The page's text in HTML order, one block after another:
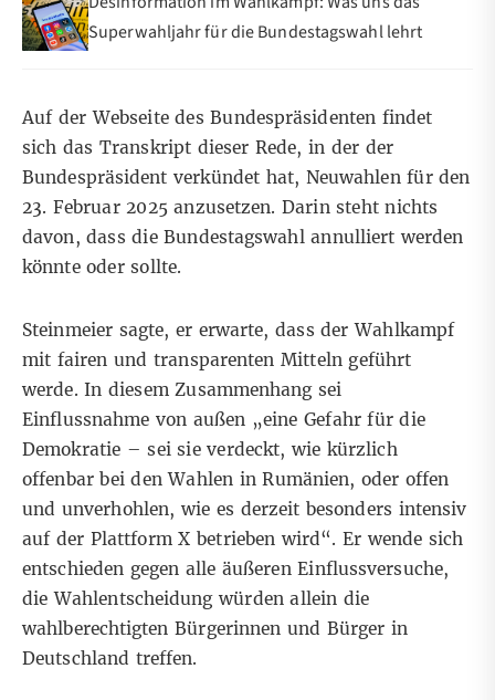
Superwahljahr für die Bundestagswahl lehrt
Auf der Webseite des Bundespräsidenten findet
sich das Transkript dieser Rede, in der der
Bundespräsident verkündet hat, Neuwahlen für den
23. Februar 2025 anzusetzen. Darin steht nichts
davon, dass die Bundestagswahl annulliert werden
könnte oder sollte.
Steinmeier sagte, er erwarte, dass der Wahlkampf
mit fairen und transparenten Mitteln geführt
werde. In diesem Zusammenhang sei
Einflussnahme von außen „eine Gefahr für die
Demokratie – sei sie verdeckt, wie kürzlich
offenbar bei den Wahlen in Rumänien, oder offen
und unverhohlen, wie es derzeit besonders intensiv
auf der Plattform X betrieben wird“. Er wende sich
entschieden gegen alle äußeren Einflussversuche,
die Wahlentscheidung würden allein die
wahlberechtigten Bürgerinnen und Bürger in
Deutschland treffen.